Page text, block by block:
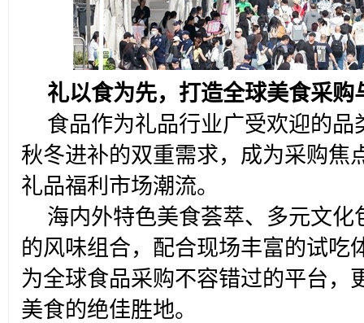
礼以食为先，打造全球美食采购
食品作为礼品行业广受欢迎的
秋冬进补的双重需求，成为采购焦
礼品福利市场潮流。
海内外特色美食荟萃、多元文
的风味组合，配合现场丰富的试吃
为全球食品采购不容错过的平台，
美食的绝佳胜地。